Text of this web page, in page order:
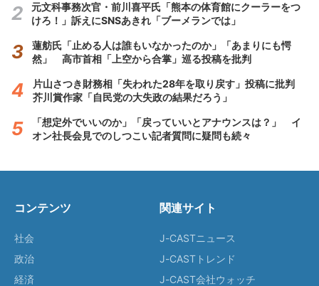
元文科事務次官・前川喜平氏「熊本の体育館にクーラーをつ
けろ！」訴えにSNSあきれ「ブーメランでは」
蓮舫氏「止める人は誰もいなかったのか」「あまりにも愕
然」 高市首相「上空から合掌」巡る投稿を批判
片山さつき財務相「失われた28年を取り戻す」投稿に批判
芥川賞作家「自民党の大失政の結果だろう」
「想定外でいいのか」「戻っていいとアナウンスは？」 イ
オン社長会見でのしつこい記者質問に疑問も続々
コンテンツ
社会
政治
経済
関連サイト
J-CASTニュース
J-CASTトレンド
J-CAST会社ウォッチ